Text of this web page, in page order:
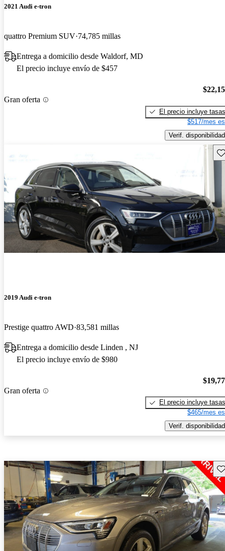
2021 Audi e-tron
quattro Premium SUV 74,785 millas
Entrega a domicilio desde Waldorf, MD
El precio incluye envío de $457
Gran oferta
El precio incluye tasas
$517/mes
Verif. disponibilidad
2019 Audi e-tron
Prestige quattro AWD 83,581 millas
Entrega a domicilio desde Linden , NJ
El precio incluye envío de $980
Gran oferta
El precio incluye tasas
$465/mes
Verif. disponibilidad